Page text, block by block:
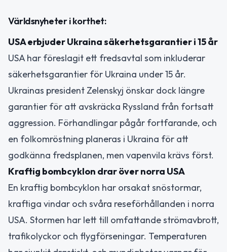
Världsnyheter i korthet:
USA erbjuder Ukraina säkerhetsgarantier i 15 år
USA har föreslagit ett fredsavtal som inkluderar
säkerhetsgarantier för Ukraina under 15 år.
Ukrainas president Zelenskyj önskar dock längre
garantier för att avskräcka Ryssland från fortsatt
aggression. Förhandlingar pågår fortfarande, och
en folkomröstning planeras i Ukraina för att
godkänna fredsplanen, men vapenvila krävs först.
Kraftig bombcyklon drar över norra USA
En kraftig bombcyklon har orsakat snöstormar,
kraftiga vindar och svåra reseförhållanden i norra
USA. Stormen har lett till omfattande strömavbrott,
trafikolyckor och flygförseningar. Temperaturen